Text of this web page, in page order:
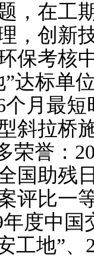
，在工
，创新
保考核
达标单
个月最
斜拉桥
荣誉：
国助残
评比一
年度中
工地”